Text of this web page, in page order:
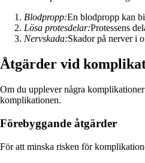
Blodpropp:En blodpropp kan
Lösa protesdelar:Protessens
Nervskada:Skador på nerver i
Åtgärder vid
Om du upplever några
komplikationen.
Förebyggande åtgärder
För att minska risken för